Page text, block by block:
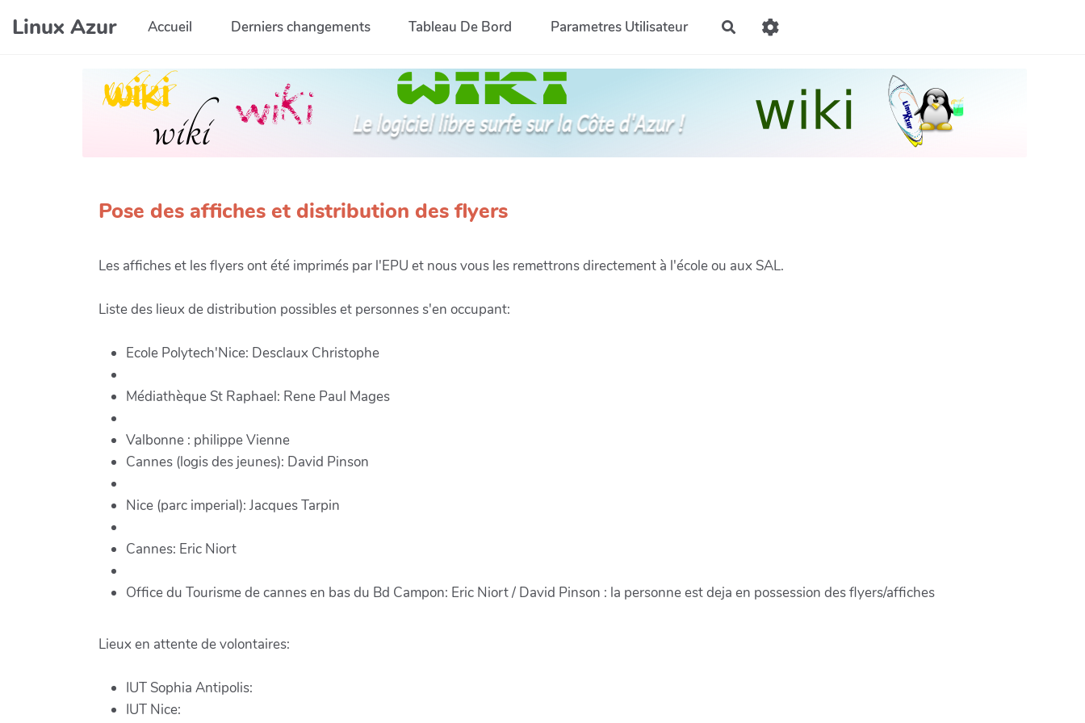
Aller au contenu principal
Linux Azur Accueil Derniers changements Tableau De Bord Parametres Utilisateur Rechercher
Pose des affiches et distribution des flyers
Les affiches et les flyers ont été imprimés par l'EPU et nous vous les remettrons directement à l'école ou aux SAL.
Liste des lieux de distribution possibles et personnes s'en occupant:
Ecole Polytech'Nice: Desclaux Christophe
Médiathèque St Raphael: Rene Paul Mages
Valbonne : philippe Vienne
Cannes (logis des jeunes): David Pinson
Nice (parc imperial): Jacques Tarpin
Cannes: Eric Niort
Office du Tourisme de cannes en bas du Bd Campon: Eric Niort / David Pinson : la personne est deja en possession des flyers/affiches
Lieux en attente de volontaires:
IUT Sophia Antipolis:
IUT Nice: